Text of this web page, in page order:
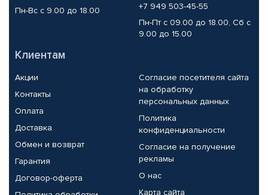
Пн-Вс с 9.00 до 18.00
+7 949 503-45-55
Пн-Пт с 09.00 до 18.00, Сб с
9.00 до 15.00
Клиентам
Акции
Контакты
Оплата
Доставка
Обмен и возврат
Гарантия
Договор-оферта
Согласие посетителя сайта
на обработку
персональных данных
Политика
конфиденциальности
Согласие на получение
рекламы
О нас
Карта сайта